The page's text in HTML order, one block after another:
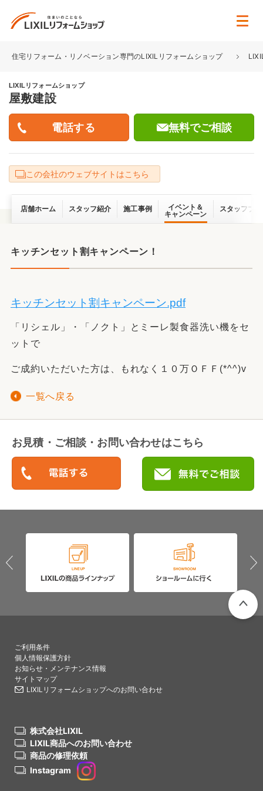
住宅リフォーム・リノベーション専門のLIXILリフォームショップ
LIXILリフォームショップ
屋敷建設
無料でご相談
この会社のウェブサイトはこちら
店舗ホーム スタッフ紹介 施工事例
イベント＆
キャンペーン
スタッフブ
キッチンセット割キャンペーン！
キッチンセット割キャンペーン.pdf
「リシェル」・「ノクト」とミーレ製食器洗い機をセ
ットで
ご成約いただいた方は、もれなく１０万ＯＦＦ(*^^)v
一覧へ戻る
お見積・ご相談・お問い合わせはこちら
ご利用条件
個人情報保護方針
お知らせ・メンテナンス情報
サイトマップ
LIXILリフォームショップへのお問い合わせ
株式会社LIXIL
LIXIL商品へのお問い合わせ
商品の修理依頼
Instagram